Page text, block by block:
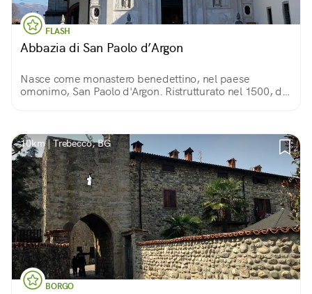
FLASH
Abbazia di San Paolo d’Argon
Nasce come monastero benedettino, nel paese
omonimo, San Paolo d'Argon. Ristrutturato nel 1500, di
10km | Trebecco, BG
BORGO